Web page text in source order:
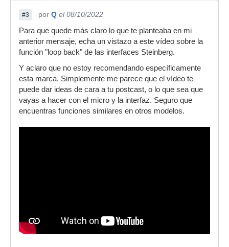
#3 por Q el 08/10/2022
Para que quede más claro lo que te planteaba en mi
anterior mensaje, echa un vistazo a este vídeo sobre la
función "loop back" de las interfaces Steinberg.
Y aclaro que no estoy recomendando específicamente
esta marca. Simplemente me parece que el vídeo te
puede dar ideas de cara a tu postcast, o lo que sea que
vayas a hacer con el micro y la interfaz. Seguro que
encuentras funciones similares en otros modelos.